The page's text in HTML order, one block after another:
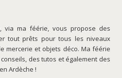
via ma féérie, vous propose des
tout prêts pour tous les niveaux
mercerie et objets déco. Ma féérie
des tutos et également des
Ardèche !